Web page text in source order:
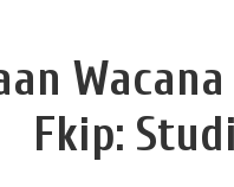
Fkip: